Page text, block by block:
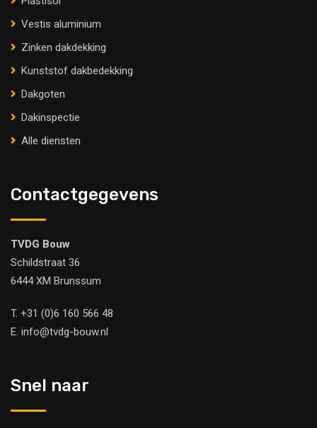
Vestis aluminium
Zinken dakdekking
Kunststof dakbedekking
Dakgoten
Dakinspectie
Alle diensten
Contactgegevens
TVDG Bouw
Schildstraat 36
6444 XM Brunssum
T. +31 (0)6 160 566 48
E. info@tvdg-bouw.nl
Snel naar